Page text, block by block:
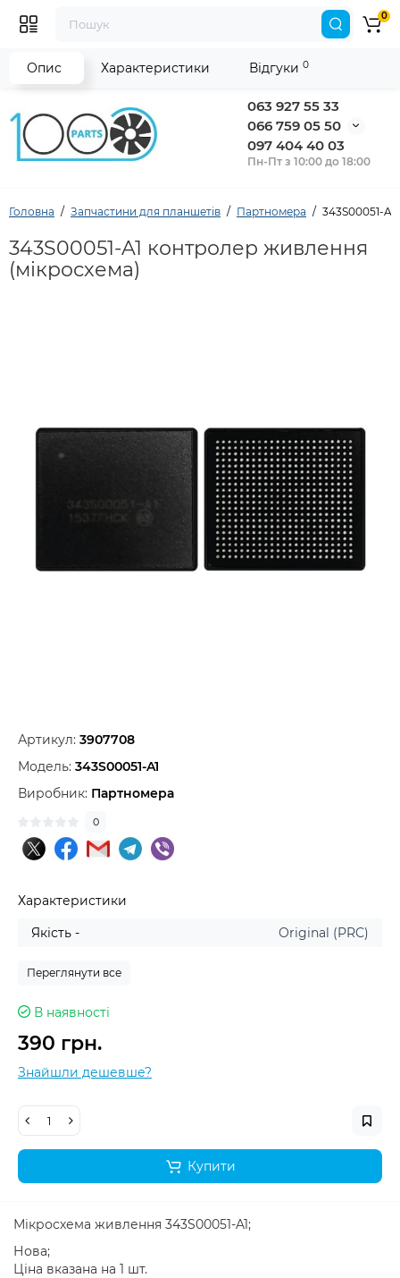
063 927 55 33
066 759 05 50
097 404 40 03
Пн-Пт з 10:00 до 18:00
0
Головна Запчастини для планшетів Партномера 343S00051-
343S00051-A1 контролер живлення
(мікросхема)
Артикул: 3907708
Модель: 343S00051-A1
Виробник: Партномера
0
Характеристики
Якість -
Original (PRC)
Переглянути все
В наявності
390 грн.
Знайшли дешевше?
Купити
Опис Характеристики Відгуки 0
Мікросхема живлення 343S00051-A1;
Нова;
Ціна вказана на 1 шт.